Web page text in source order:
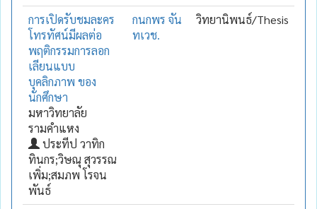
การเปิดรับชมละคร
โทรทัศน์มีผลต่อ
พฤติกรรมการลอก
เลียนแบบ
บุคลิกภาพ ของ
นักศึกษา
มหาวิทยาลัย
รามคำแหง
ประทีป วาทิก
ทินกร;วิษณุ สุวรรณ
เพิ่ม;สมภพ โรจน
พันธ์
กนกพร จัน
ทเวช.
วิทยานิพนธ์/Thesis